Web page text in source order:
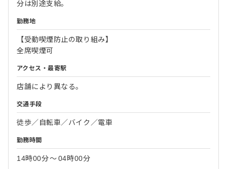
分は別途支給。
勤務地
【受動喫煙防止の取り組み】
全席喫煙可
アクセス・最寄駅
店舗により異なる。
交通手段
徒歩／自転車／バイク／電車
勤務時間
14時00分〜04時00分